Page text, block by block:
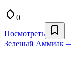
0
Посмотреть
Зеленый Аммиак